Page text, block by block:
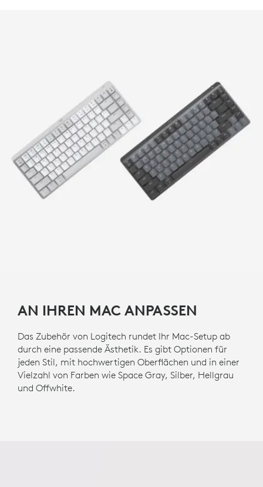
AN IHREN MAC ANPASSEN
Das Zubehör von Logitech rundet Ihr Mac-Setup ab
durch eine passende Ästhetik. Es gibt Optionen für
jeden Stil, mit hochwertigen Oberflächen und in einer
Vielzahl von Farben wie Space Gray, Silber, Hellgrau
und Offwhite.